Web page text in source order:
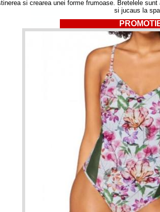
si crearea unei forme frumoase. Bretelele
si jucaus la